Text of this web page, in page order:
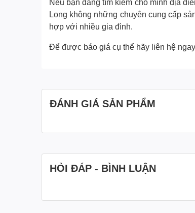
Long không những chuyên cung cấp
hợp với nhiều gia đình.
Để được báo giá cụ thể hãy liên hệ
ĐÁNH GIÁ SẢN PHẨM
HỎI ĐÁP - BÌNH LUẬN